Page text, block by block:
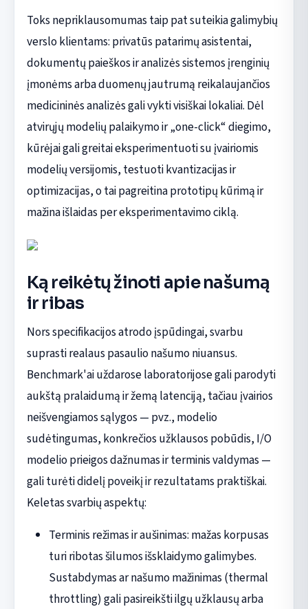
Toks nepriklausomumas taip pat suteikia galimybių
verslo klientams: privatūs patarimų asistentai,
dokumentų paieškos ir analizės sistemos įrenginių
įmonėms arba duomenų jautrumą reikalaujančios
medicininės analizės gali vykti visiškai lokaliai. Dėl
atvirųjų modelių palaikymo ir „one-click“ diegimo,
kūrėjai gali greitai eksperimentuoti su įvairiomis
modelių versijomis, testuoti kvantizacijas ir
optimizacijas, o tai pagreitina prototipų kūrimą ir
mažina išlaidas per eksperimentavimo ciklą.
Ką reikėtų žinoti apie našumą
ir ribas
Nors specifikacijos atrodo įspūdingai, svarbu
suprasti realaus pasaulio našumo niuansus.
Benchmark'ai uždarose laboratorijose gali parodyti
aukštą pralaidumą ir žemą latenciją, tačiau įvairios
neišvengiamos sąlygos — pvz., modelio
sudėtingumas, konkrečios užklausos pobūdis, I/O
modelio prieigos dažnumas ir terminis valdymas —
gali turėti didelį poveikį ir rezultatams praktiškai.
Keletas svarbių aspektų:
Terminis režimas ir aušinimas: mažas korpusas
turi ribotas šilumos išsklaidymo galimybes.
Sustabdymas ar našumo mažinimas (thermal
throttling) gali pasireikšti ilgų užklausų arba